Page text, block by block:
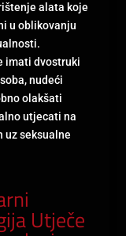
alata koje
u oblikovanju
imati dvostruki
nudeći
olakšati
utjecati na
uz seksualne
Utječe